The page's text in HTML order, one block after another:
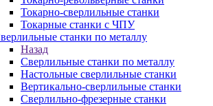
Токарно-сверлильные станки
Токарные станки с ЧПУ
станки по металлу
Назад
Сверлильные станки по металлу
Настольные сверлильные станки
Вертикально-сверлильные станки
Сверлильно-фрезерные станки